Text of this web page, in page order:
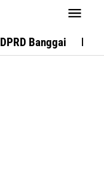
DPRD Banggai